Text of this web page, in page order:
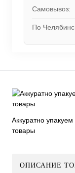
Самовывоз:
По
Аккуратно упакуем
товары
ОПИСАНИЕ